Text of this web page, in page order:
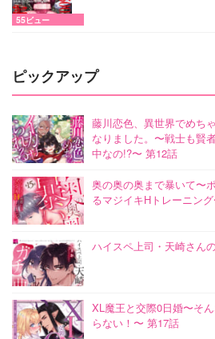
55ビュー
ピックアップ
藤川恋色、異世界でめち
なりました。〜戦士も賢
中なの!?〜 第12話
奥の奥の奥まで暴いて〜
るマジイキHトレーニン
ハイスペ上司・天崎さん
XL魔王と交際0日婚〜そ
らない！〜 第17話